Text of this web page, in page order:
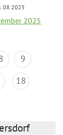
2025
9
18